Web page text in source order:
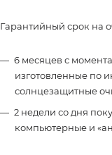
Гарантийный срок на
6 месяцев с
изготовленные по
солнцезащитные
2 недели со дня
компьютерные и